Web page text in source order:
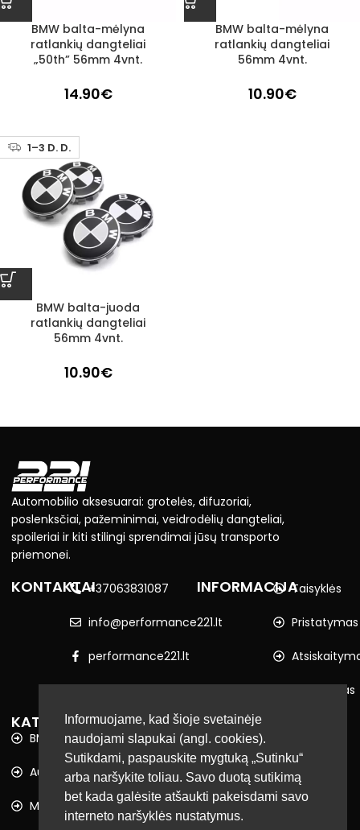
BMW balta-mėlyna
ratlankių dangteliai
„50th” 56mm 4vnt.
14.90€
BMW balta-mėlyna
ratlankių dangteliai
56mm 4vnt.
10.90€
1–3 D. D.
BMW balta-juoda
ratlankių dangteliai
56mm 4vnt.
10.90€
Automobilio aksesuarai: grotelės, difuzoriai,
poslenksčiai, pažeminimai, veidrodėlių dangteliai,
spoileriai ir kiti stilingi sprendimai jūsų transporto
priemonei.
KONTAKTAI+37063831087
info@performance221.lt
performance221.lt
INFORMACIJATaisyklės
Pristatymas
Privatumas
KATALOGAS
BMW
Audi
Mercedes-Benz
Informuojame, kad šioje svetainėje
naudojami slapukai (angl. cookies).
Sutikdami, paspauskite mygtuką „Sutinku“
arba naršykite toliau. Savo duotą sutikimą
bet kada galėsite atšaukti pakeisdami savo
interneto naršyklės nustatymus.